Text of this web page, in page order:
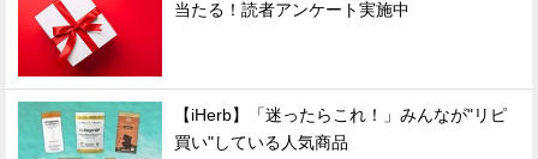
当たる！読者アンケート実施中
【iHerb】「迷ったらこれ！」みんなが"リピ
買い"している人気商品